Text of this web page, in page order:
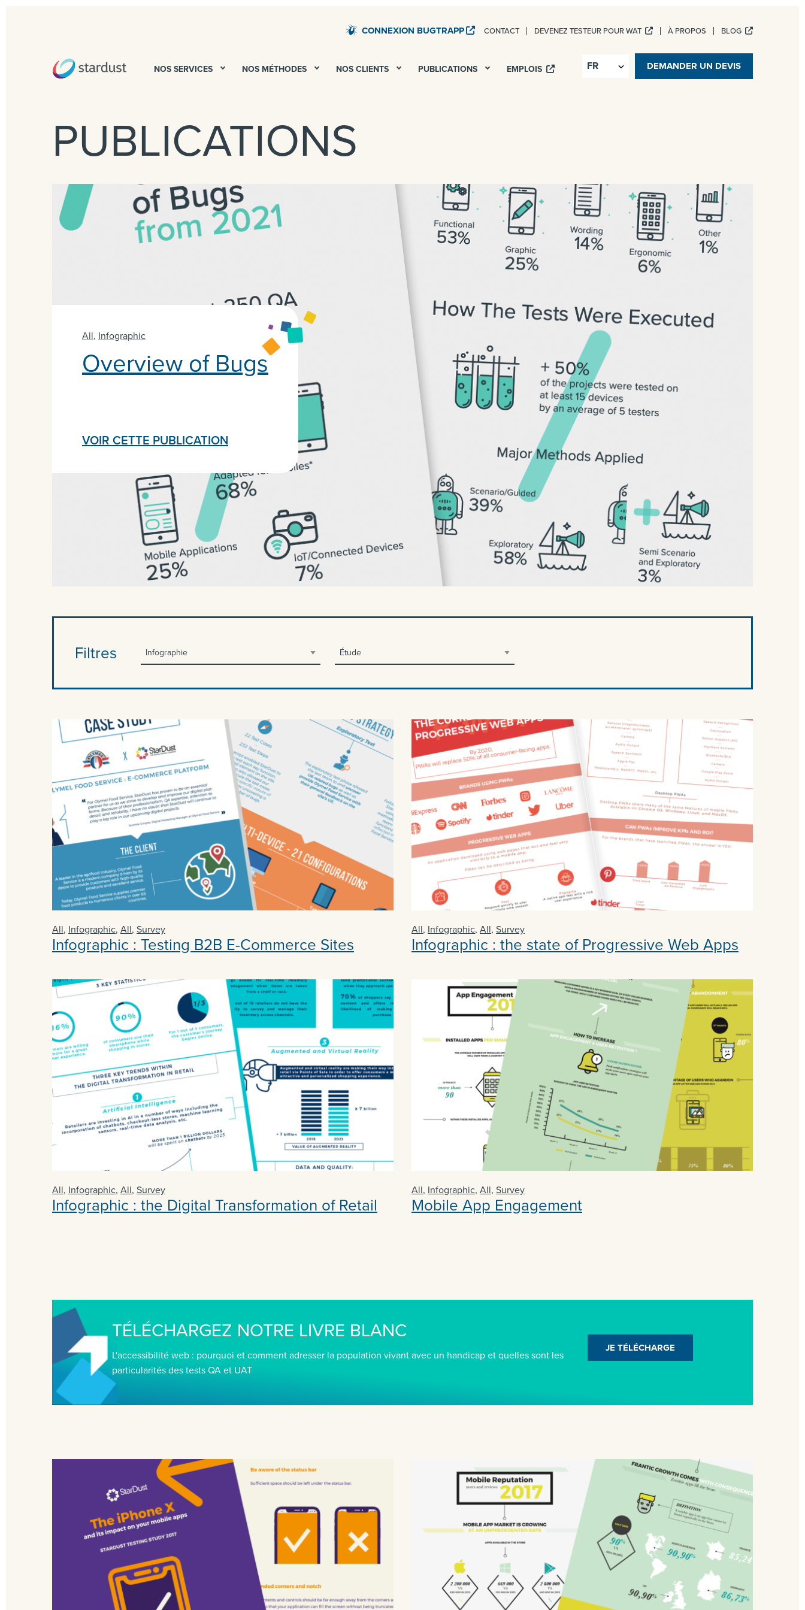
CONNEXION BUGTRAPP CONTACT DEVENEZ TESTEUR POUR WAT À PROPOS BLOG
NOS SERVICES NOS MÉTHODES NOS CLIENTS PUBLICATIONS EMPLOIS DEMANDER UN DEVIS
PUBLICATIONS
All, Infographic
Overview of Bugs
VOIR CETTE PUBLICATION
Filtres
All, Infographic, All, Survey
Infographic : Testing B2B E-Commerce Sites
All, Infographic, All, Survey
Infographic : the state of Progressive Web Apps
All, Infographic, All, Survey
Infographic : the Digital Transformation of Retail
All, Infographic, All, Survey
Mobile App Engagement
TÉLÉCHARGEZ NOTRE LIVRE BLANC
L'accessibilité web : pourquoi et comment adresser la population vivant avec un handicap et quelles sont les
particularités des tests QA et UAT
JE TÉLÉCHARGE